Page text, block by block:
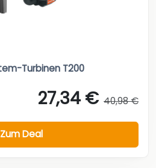
Turbinen T200
27,34 € 40,98 €
Zum Deal